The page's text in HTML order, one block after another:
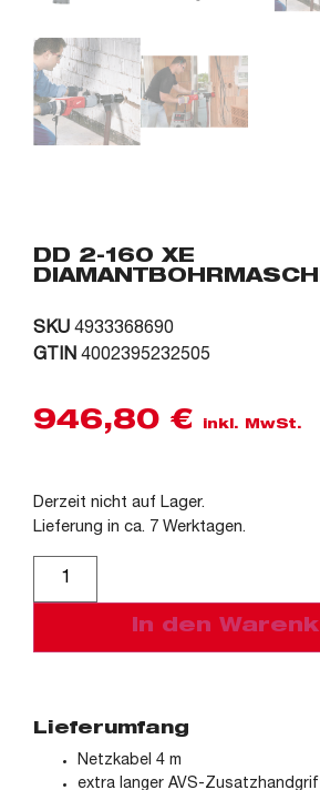
DD 2-160 XE
SKU 4933368690
GTIN 4002395232505
946,80 € inkl. MwSt.
Derzeit nicht auf Lager.
Lieferung in ca. 7 Werktagen.
In den
Lieferumfang
Netzkabel 4 m
extra langer AVS-